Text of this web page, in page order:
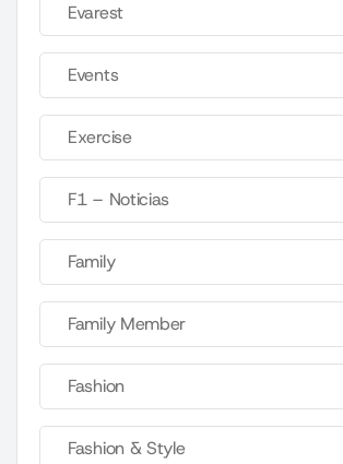
Evarest
Events
Exercise
F1 – Noticias
Family
Family Member
Fashion
Fashion & Style